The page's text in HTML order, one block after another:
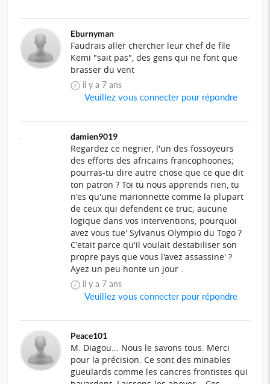
Eburnyman
Faudrais aller chercher leur chef de file
Kemi "sait pas", des gens qui ne font que
brasser du vent
il y a 7 ans
Veuillez vous connecter pour répondre
damien9019
Regardez ce negrier, l'un des fossoyeurs
des efforts des africains francophoones;
pourras-tu dire autre chose que ce que dit
ton patron ? Toi tu nous apprends rien, tu
n'es qu'une marionnette comme la plupart
de ceux qui defendent ce truc; aucune
logique dans vos interventions; pourquoi
avez vous tue' Sylvanus Olympio du Togo ?
C'etait parce qu'il voulait destabiliser son
propre pays que vous l'avez assassine' ?
Ayez un peu honte un jour .
il y a 7 ans
Veuillez vous connecter pour répondre
Peace101
M. Diagou... Nous le savons tous. Merci
pour la précision. Ce sont des minables
gueulards comme les cancres frontistes qui